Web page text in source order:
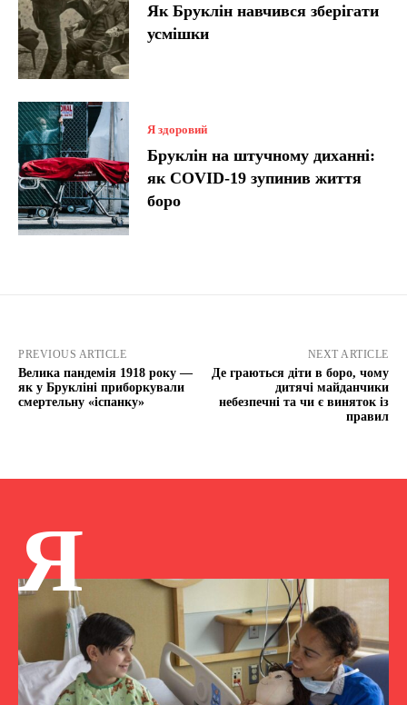
Як Бруклін навчився зберігати
усмішки
Я здоровий
Бруклін на штучному диханні:
як COVID-19 зупинив життя
боро
PREVIOUS ARTICLE
Велика пандемія 1918 року —
як у Брукліні приборкували
смертельну «іспанку»
NEXT ARTICLE
Де граються діти в боро, чому
дитячі майданчики
небезпечні та чи є виняток із
правил
Я